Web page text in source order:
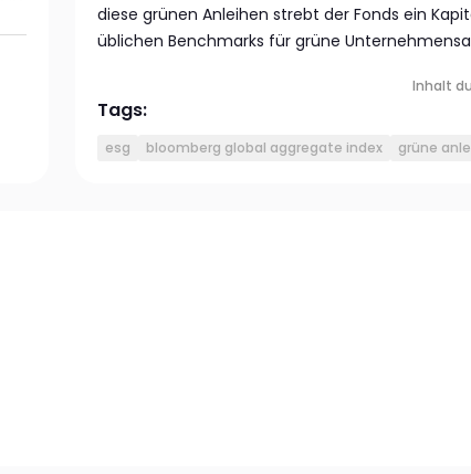
diese grünen Anleihen strebt der Fonds ein
üblichen Benchmarks für grüne
Inhalt
Tags:
esg bloomberg global aggregate index grüne